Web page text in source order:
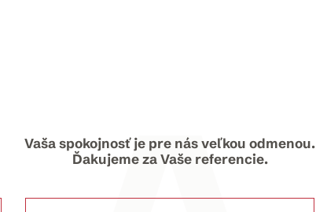
Vaša spokojnosť je pre nás veľkou odmenou.
Ďakujeme za Vaše referencie.